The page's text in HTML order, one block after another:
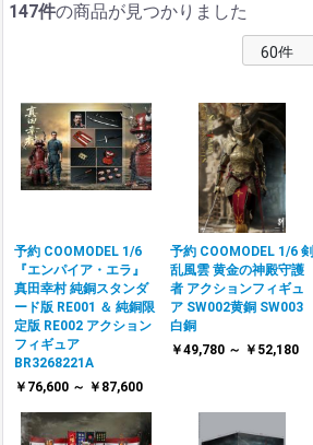
147件の商品が見つかりました
予約 COOMODEL 1/6
『エンパイア・エラ』
真田幸村 純銅スタンダ
ード版 RE001 ＆ 純銅限
定版 RE002 アクション
フィギュア
BR3268221A
￥76,600 ～ ￥87,600
予約 COOMODEL 1/6 剣
乱風雲 黄金の神殿守護
者 アクションフィギュ
ア SW002黄銅 SW003
白銅
￥49,780 ～ ￥52,180